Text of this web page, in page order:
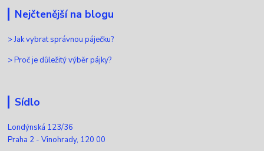
Nejčtenější na blogu
>Jak vybrat správnou páječku?
>Proč je důležitý výběr pájky?
Sídlo
Londýnská 123/36
Praha 2 - Vinohrady, 120 00